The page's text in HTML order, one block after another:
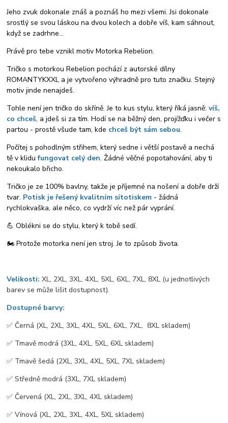
Jeho zvuk dokonale znáš a poznáš ho mezi všemi. Jsi dokonale
srostlý se svou láskou na dvou kolech a dobře víš, kam sáhnout,
když se zadrhne...
Právě pro tebe vznikl motiv Motorka Rebelion.
Tričko s motorkou Rebelion pochází z autorské dílny
ROMANTYKXXL a je vytvořeno výhradně pro tuto značku. Stejný
motiv jinde nenajdeš.
Tohle není jen tričko do skříně. Je to kus stylu, který říká jasně:víš,
co chceš, a jdeš si za tím. Hodí se na běžný den, projížďku i večer s
partou - prostě všude tam, kde chceš být sám sebou.
Počítej s pohodlným střihem, který sedne i větší postavě a nechá
tě v klidufungovat celý den. Žádné věčné popotahování, aby ti
nekoukalo břicho.
Tričko je ze 100% bavlny, takže je příjemné na nošení a dobře drží
tvar. Potisk je řešený kvalitním sítotiskem - žádná
rychlokvaška, ale něco, co vydrží víc než pár vyprání.
💪 Oblékni se do stylu, který k tobě sedí.
🏍️ Protože motorka není jen stroj. Je to způsob života.
Velikosti: XL, 2XL, 3XL, 4XL, 5XL, 6XL, 7XL, 8XL (u jednotlivých
barev se může lišit dostupnost).
Dostupné barvy:
✅️ Černá (XL, 2XL, 3XL, 4XL, 5XL, 6XL, 7XL, 8XL skladem)
✅️ Tmavě modrá (3XL, 4XL, 5XL, 6XL skladem)
✅️ Tmavě šedá (2XL, 3XL, 4XL, 5XL, 7XL skladem)
✅️ Středně modrá (3XL, 7XL skladem)
✅️ Červená (XL, 2XL, 3XL, 4XL skladem)
✅️ Vínová (XL, 2XL, 3XL, 4XL, 5XL skladem)